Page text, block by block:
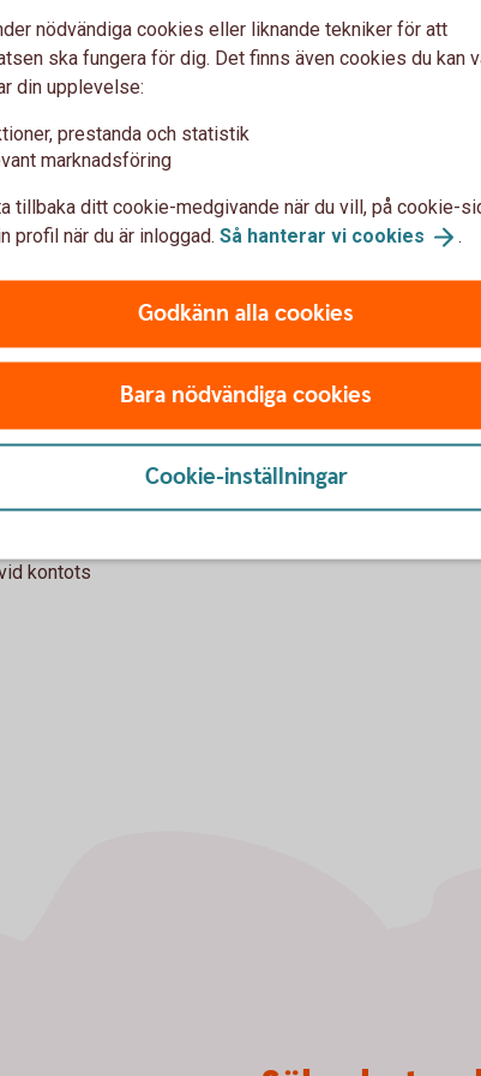
4 fria uttag per år 2
Du har rätt
på uttaget
vid
betalas ut.
kontots
Tillbaka
nödvändiga cookies eller liknande tekniker för att
ska fungera för dig. Det finns även cookies du kan
din upplevelse:
prestanda och statistik
marknadsföring
tillbaka ditt cookie-medgivande när du vill, på cookie-
profil när du är inloggad. Så hanterar vi cookies .
Godkänn alla cookies
Bara nödvändiga cookies
Cookie-inställningar